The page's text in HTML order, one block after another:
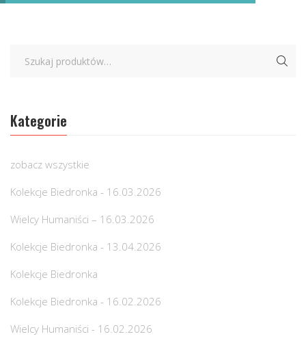
Kategorie
zobacz wszystkie
Kolekcje Biedronka - 16.03.2026
Wielcy Humaniści – 16.03.2026
Kolekcje Biedronka - 13.04.2026
Kolekcje Biedronka
Kolekcje Biedronka - 16.02.2026
Wielcy Humaniści - 16.02.2026